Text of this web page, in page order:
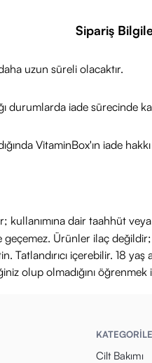
Sipariş
uzun süreli olacaktır.
durumlarda iade sürecinde
VitaminBox'ın iade
kullanımına dair taahhüt
Ürünler ilaç
Tatlandırıcı içerebilir. 18
olup olmadığını öğrenmek
Cilt Bakımı